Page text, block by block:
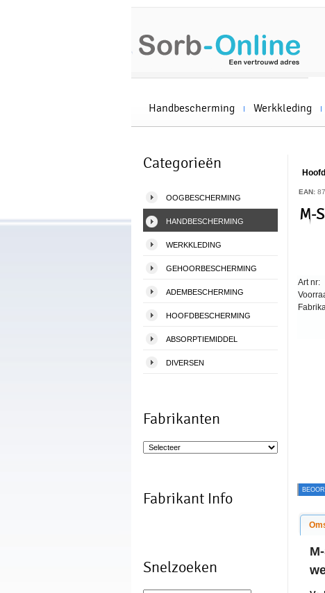
Handbescherming Werkkleding
Categorieën
OOGBESCHERMING
HANDBESCHERMING
WERKKLEDING
GEHOORBESCHERMING
ADEMBESCHERMING
HOOFDBESCHERMING
ABSORPTIEMIDDEL
DIVERSEN
Fabrikanten
Fabrikant Info
Snelzoeken
EAN:
M-
Art nr: